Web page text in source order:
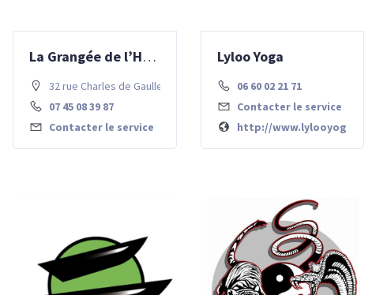
La Grangée de l’Histoire
32 rue Charles de Gaulle
07 45 08 39 87
Contacter le service
Lyloo Yoga
06 60 02 21 71
Contacter le service
http://www.lylooyoga.com